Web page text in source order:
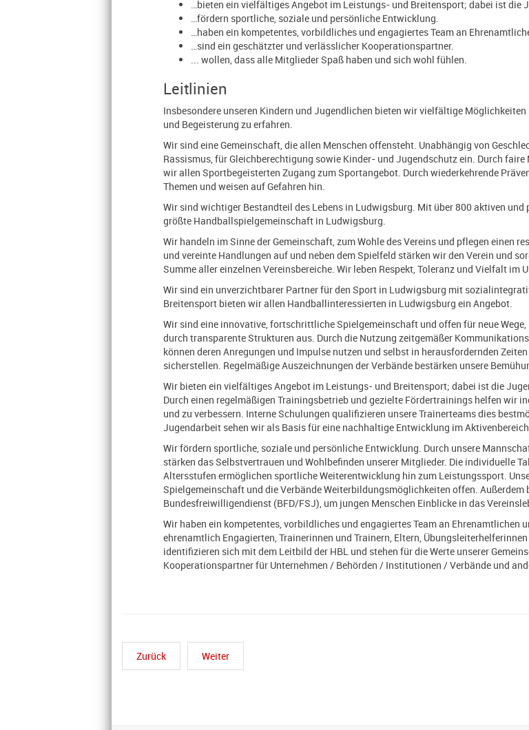
…bieten ein vielfältiges Angebot im Leistungs- und Breitensport; dabei ist die
…fördern sportliche, soziale und persönliche Entwicklung.
…haben ein kompetentes, vorbildliches und engagiertes Team an
…sind ein geschätzter und verlässlicher Kooperationspartner.
... wollen, dass alle Mitglieder Spaß haben und sich wohl fühlen.
Leitlinien
Insbesondere unseren Kindern und Jugendlichen bieten wir vielfältige
und Begeisterung zu erfahren.
Wir sind eine Gemeinschaft, die allen Menschen offensteht. Unabhängig von
Rassismus, für Gleichberechtigung sowie Kinder- und Jugendschutz ein. Durch
wir allen Sportbegeisterten Zugang zum Sportangebot. Durch wiederkehrende
Themen und weisen auf Gefahren hin.
Wir sind wichtiger Bestandteil des Lebens in Ludwigsburg. Mit über 800 aktiven
größte Handballspielgemeinschaft in Ludwigsburg.
Wir handeln im Sinne der Gemeinschaft, zum Wohle des Vereins und pflegen einen
und vereinte Handlungen auf und neben dem Spielfeld stärken wir den Verein und
Summe aller einzelnen Vereinsbereiche. Wir leben Respekt, Toleranz und Vielfalt
Wir sind ein unverzichtbarer Partner für den Sport in Ludwigsburg mit
Breitensport bieten wir allen Handballinteressierten in Ludwigsburg ein Angebot.
Wir sind eine innovative, fortschrittliche Spielgemeinschaft und offen für neue
durch transparente Strukturen aus. Durch die Nutzung zeitgemäßer
können deren Anregungen und Impulse nutzen und selbst in herausfordernden
sicherstellen. Regelmäßige Auszeichnungen der Verbände bestärken unsere
Wir bieten ein vielfältiges Angebot im Leistungs- und Breitensport; dabei ist die
Durch einen regelmäßigen Trainingsbetrieb und gezielte Fördertrainings helfen wir
und zu verbessern. Interne Schulungen qualifizieren unsere Trainerteams dies
Jugendarbeit sehen wir als Basis für eine nachhaltige Entwicklung im
Wir fördern sportliche, soziale und persönliche Entwicklung. Durch unsere
stärken das Selbstvertrauen und Wohlbefinden unserer Mitglieder. Die individuelle
Altersstufen ermöglichen sportliche Weiterentwicklung hin zum Leistungssport.
Spielgemeinschaft und die Verbände Weiterbildungsmöglichkeiten offen.
Bundesfreiwilligendienst (BFD/FSJ), um jungen Menschen Einblicke in das
Wir haben ein kompetentes, vorbildliches und engagiertes Team an Ehrenamtlichen
ehrenamtlich Engagierten, Trainerinnen und Trainern, Eltern,
identifizieren sich mit dem Leitbild der HBL und stehen für die Werte unserer
Kooperationspartner für Unternehmen / Behörden / Institutionen / Verbände und
Zurück Weiter